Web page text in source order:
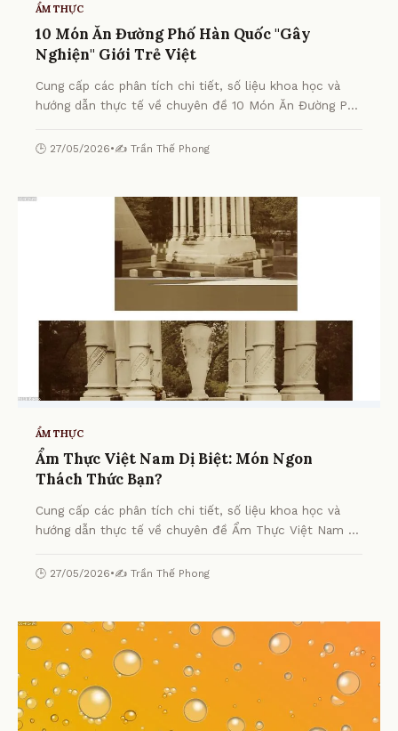
ẨM THỰC
10 Món Ăn Đường Phố Hàn Quốc "Gây
Nghiện" Giới Trẻ Việt
Cung cấp các phân tích chi tiết, số liệu khoa học và
hướng dẫn thực tế về chuyên đề 10 Món Ăn Đường Phố
🕒 27/05/2026•✍️ Trần Thế Phong
ẨM THỰC
Ẩm Thực Việt Nam Dị Biệt: Món Ngon
Thách Thức Bạn?
Cung cấp các phân tích chi tiết, số liệu khoa học và
hướng dẫn thực tế về chuyên đề Ẩm Thực Việt Nam Dị
🕒 27/05/2026•✍️ Trần Thế Phong